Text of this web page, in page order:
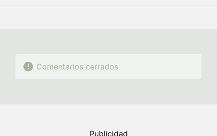
FACEBOOK
TWITTERFLIPBOARD
E-
WHATSAPP
Comentarios cerrados